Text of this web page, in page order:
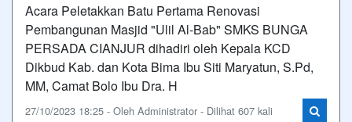
Acara Peletakkan Batu Pertama Renovasi
Pembangunan Masjid "Ulil Al-Bab" SMKS BUNGA
PERSADA CIANJUR dihadiri oleh Kepala KCD
Dikbud Kab. dan Kota Bima Ibu Siti Maryatun, S.Pd,
MM, Camat Bolo Ibu Dra. H
27/10/2023 18:25 - Oleh Administrator - Dilihat 607 kali